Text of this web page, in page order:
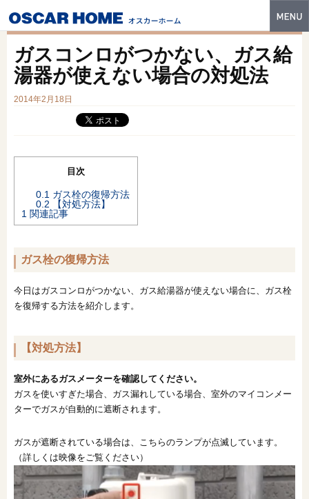
特長
イベント・モデルハウス
商品ラインナップ
ガスコンロがつかない、ガス給
湯器が使えない場合の対処法
2014年2月18日
目次
0.1 ガス栓の復帰方法
0.2 【対処方法】
1 関連記事
ガス栓の復帰方法
今日はガスコンロがつかない、ガス給湯器が使えない場合に、ガス栓
を復帰する方法を紹介します。
【対処方法】
室外にあるガスメーターを確認してください。
ガスを使いすぎた場合、ガス漏れしている場合、室外のマイコンメー
ターでガスが自動的に遮断されます。
ガスが遮断されている場合は、こちらのランプが点滅しています。
（詳しくは映像をご覧ください）